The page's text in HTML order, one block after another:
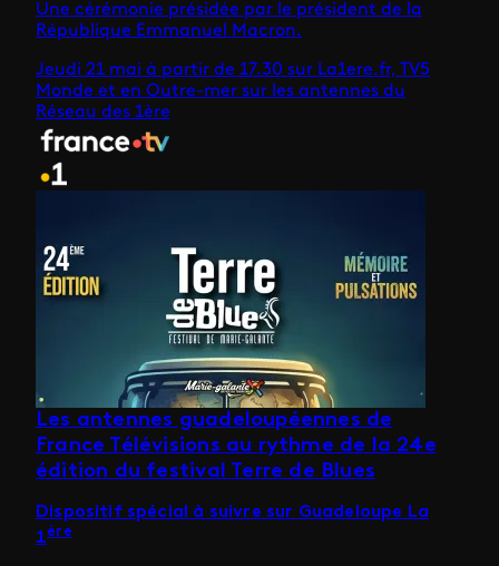
Une cérémonie présidée par le président de la
République Emmanuel Macron.
Jeudi 21 mai à partir de 17.30 sur La1ere.fr, TV5
Monde et en Outre-mer sur les antennes du
Réseau des 1ère
Les antennes guadeloupéennes de
France Télévisions au rythme de la 24e
édition du festival Terre de Blues
Dispositif spécial à suivre sur Guadeloupe La
1ère